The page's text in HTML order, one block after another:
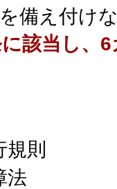
を備え付け
該当し、
規則
法